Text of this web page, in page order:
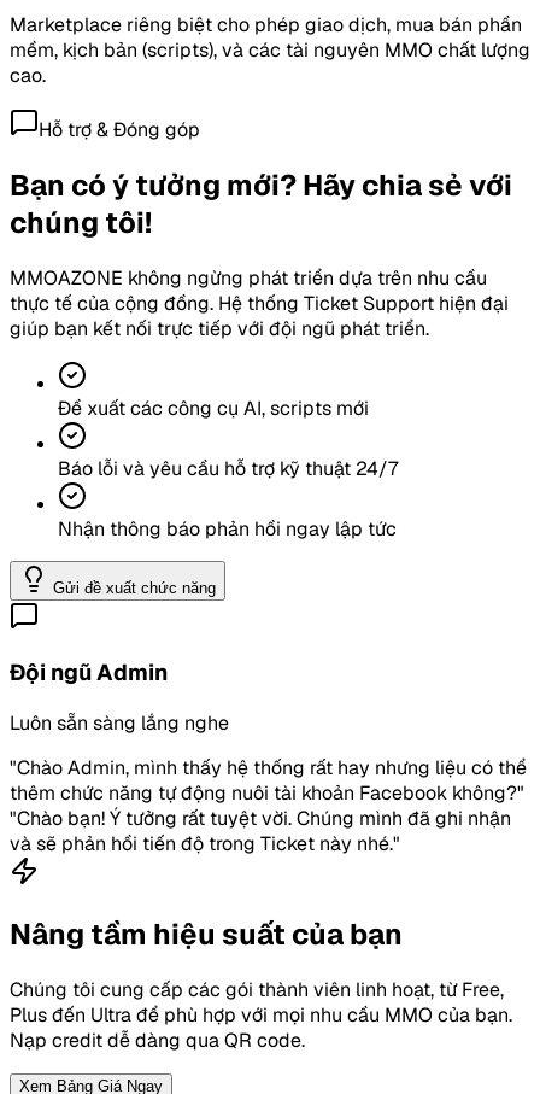
Marketplace riêng biệt cho phép giao dịch, mua bán phần
mềm, kịch bản (scripts), và các tài nguyên MMO chất lượng
cao.
Hỗ trợ & Đóng góp
Bạn có ý tưởng mới? Hãy chia sẻ với
chúng tôi!
MMOAZONE không ngừng phát triển dựa trên nhu cầu
thực tế của cộng đồng. Hệ thống Ticket Support hiện đại
giúp bạn kết nối trực tiếp với đội ngũ phát triển.
Đề xuất các công cụ AI, scripts mới
Báo lỗi và yêu cầu hỗ trợ kỹ thuật 24/7
Nhận thông báo phản hồi ngay lập tức
Gửi đề xuất chức năng
Đội ngũ Admin
Luôn sẵn sàng lắng nghe
"Chào Admin, mình thấy hệ thống rất hay nhưng liệu có thể
thêm chức năng tự động nuôi tài khoản Facebook không?"
"Chào bạn! Ý tưởng rất tuyệt vời. Chúng mình đã ghi nhận
và sẽ phản hồi tiến độ trong Ticket này nhé."
Nâng tầm hiệu suất của bạn
Chúng tôi cung cấp các gói thành viên linh hoạt, từ Free,
Plus đến Ultra để phù hợp với mọi nhu cầu MMO của bạn.
Nạp credit dễ dàng qua QR code.
Xem Bảng Giá Ngay